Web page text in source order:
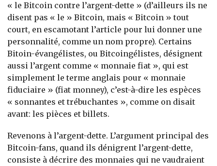
« le Bitcoin contre l’argent-dette » (d’ailleurs ils ne
disent pas « le » Bitcoin, mais « Bitcoin » tout
court, en escamotant l’article pour lui donner une
personnalité, comme un nom propre). Certains
Bitoin-évangélistes, ou Bitcoingélistes, désignent
aussi l’argent comme « monnaie fiat », qui est
simplement le terme anglais pour « monnaie
fiduciaire » (fiat monney), c’est-à-dire les espèces
« sonnantes et trébuchantes », comme on disait
avant: les pièces et billets.
Revenons à l’argent-dette. L’argument principal des
Bitcoin-fans, quand ils dénigrent l’argent-dette,
consiste à décrire des monnaies qui ne vaudraient